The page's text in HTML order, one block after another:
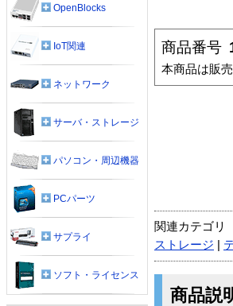
商品番号
本商品は販
関連カテゴリ
ストレージ
商品説
OpenBlocks
IoT関連
ネットワーク
サーバ・ストレージ
パソコン・周辺機器
PCパーツ
サプライ
ソフト・ライセンス